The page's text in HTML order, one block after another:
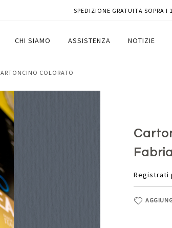
SPEDIZIONE GRATUITA SOPRA I
CHI SIAMO ASSISTENZA NOTIZIE
CARTONCINO COLORATO
Registrati